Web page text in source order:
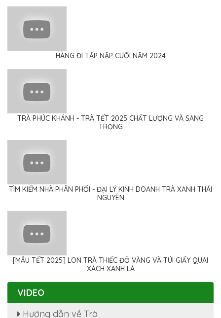
HÀNG ĐI TẤP NẬP CUỐI NĂM 2024
TRÀ PHÚC KHÁNH - TRÀ TẾT 2025 CHẤT LƯỢNG VÀ SANG
TRỌNG
TÌM KIẾM NHÀ PHÂN PHỐI - ĐẠI LÝ KINH DOANH TRÀ XANH THÁI
NGUYÊN
[MẪU TẾT 2025] LON TRÀ THIẾC ĐỎ VÀNG VÀ TÚI GIẤY QUAI
XÁCH XANH LÁ
VIDEO
Hướng dẫn về Trà